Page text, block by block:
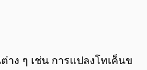
าง ๆ เช่น การแปลงโทเค็นข